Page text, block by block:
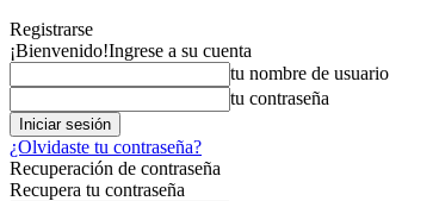
Registrarse
¡Bienvenido!Ingrese a su cuenta
tu nombre de usuario
tu contraseña
¿Olvidaste tu contraseña?
Recuperación de contraseña
Recupera tu contraseña